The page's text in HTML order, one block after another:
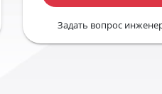
Задать вопрос